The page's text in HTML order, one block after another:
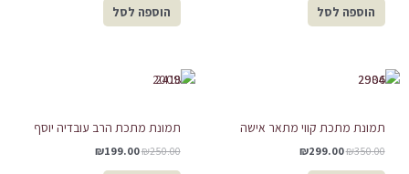
הוספה לסל הוספה לסל
תמונת מתכת קווי מתאר אישה
₪350.00
₪299.00
תמונת מתכת הרב עובדיה יוסף
₪250.00
₪199.00